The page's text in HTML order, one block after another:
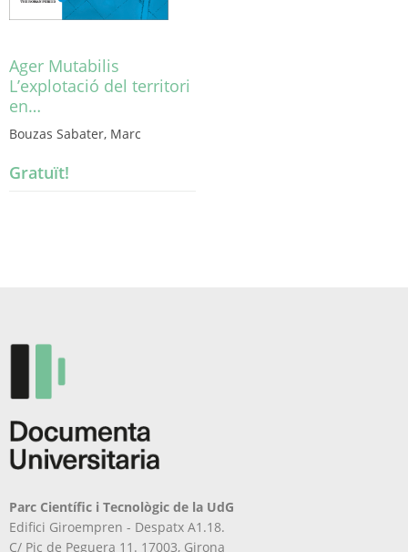
Ager Mutabilis
L’explotació del territori
en…
Bouzas Sabater, Marc
Gratuït!
Parc Científic i Tecnològic de la UdG
Edifici Giroempren - Despatx A1.18.
C/ Pic de Peguera 11. 17003, Girona